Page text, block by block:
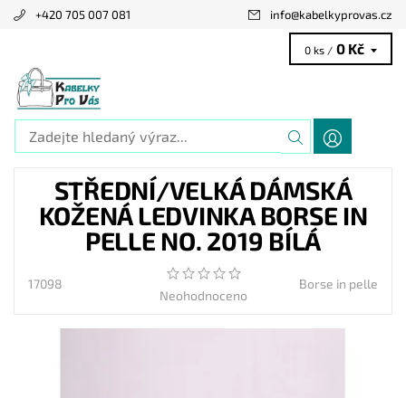
+420 705 007 081 info@kabelkyprovas.cz
0 ks / 0 Kč
STŘEDNÍ/VELKÁ DÁMSKÁ
KOŽENÁ LEDVINKA BORSE IN
PELLE NO. 2019 BÍLÁ
17098
Neohodnoceno
Borse in pelle